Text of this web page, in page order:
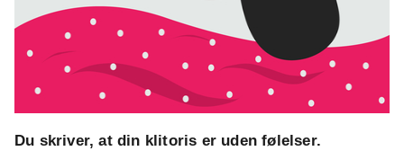
Du skriver, at din klitoris er uden følelser.